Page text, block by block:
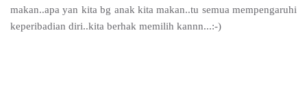
makan..apa yan kita bg anak kita makan..tu semua mempengaruhi
keperibadian diri..kita berhak memilih kannn...:-)